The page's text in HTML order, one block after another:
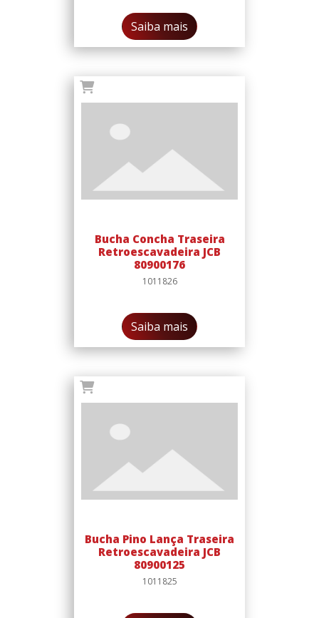
Saiba mais
Bucha Concha Traseira
Retroescavadeira JCB
80900176
1011826
Saiba mais
Bucha Pino Lança Traseira
Retroescavadeira JCB
80900125
1011825